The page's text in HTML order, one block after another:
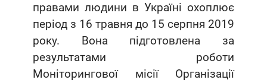
правами людини в Україні охоплює
період з 16 травня до 15 серпня 2019
року. Вона підготовлена за
результатами роботи
Моніторингової місії Організації